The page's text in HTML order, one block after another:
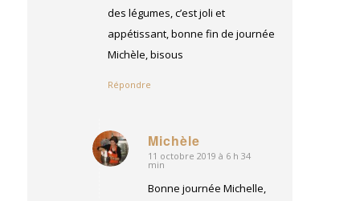
des légumes, c’est joli et
appétissant, bonne fin de journée
Michèle, bisous
Répondre
Michèle
dit
11 octobre 2019 à 6 h 34
min
Bonne journée Michelle,